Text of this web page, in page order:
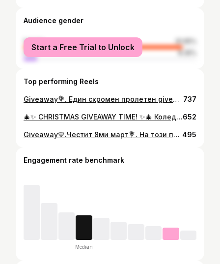
Audience gender
female
91.65%
male
8.35%
Start a Free Trial to Unlock
Top performing Reels
Giveaway💐. Един скромен пролетен giveaway по случай рождения ми ден🌺. . Правила🌷. 1.Да ме следвате💐. 2.Да харесате снимката и да тагнете приятелка в коментари. Може да е неограничено стига тага да е различен🌺. 3.За допълнително участие може да споделите в стори и да ме тагнете🪻. . Играта приключва на 27.03🙌💙. . #hellospring #springgiveaway #giveaway #раздаванка #marchgiveaway 737
🎄✨ CHRISTMAS GIVEAWAY TIME! ✨🎄 Коледа няма как да започне по-свежо… освен с лимонада Uludağ под елхата! 💛🍋 И заедно с Uludağ решихме да ви подарим малко празнично настроение и много свежест с един голям giveaway! 🥳 🎁 НАГРАДИ (общо 3-ма печеливши): Всеки печеливш получава: ✨ 2 стека лимонада Uludağ 1L – 1x класическа + 1x без захар ✨ 2 брандирани чаши Uludağ – за най-свежите празнични наздравици 💛 КАК ДА УЧАСТВАШ: 1️⃣ Харесай този пост ❤️ 2️⃣ Последвай @travelandmakeuplovers и @uludag_bulgaria 3️⃣ Отбележи в коментар приятел, с когото би споделил по една ледена лимонада 🍋❄️ (Може да коментираш колкото пъти искаш – всеки нов таг е нов шанс!) 🌟 БОНУС шанс за печалба: Сподели този пост в сторито си и тагни мен + @uludag_bulgaria 💛 ⏰ Играта продължава до 19.12.2025 (включително) 🏆 Печелившите ще бъдат изтеглени и обявени в сторито ми на следващия ден. Нека празниците започнат с нещо свежо, искрящо и супер вкусно! 🍋✨ Успех на всички! 🤍🎄 #giveawaybulgaria #uludag #uludaglimonata #коледенподарък #празничновсел #свежонастроение #лимонаданаволя #travelandmakeuplovers #коледнивълшебства #bulgariangiveaway #winwithus652
Giveaway💙.Честит 8ми март💐. На този прекрасен празник с @ava.books искаме да напомним на всяка една от вас колко е важно да се грижим за себе си и да си отделяме време. Точно за това и ще подарим тази терапевтична книга като с нея се надяваме да накараме поне едно момиче да се усмихне💐. . Правила🌺. 1.Да следвате мен🌺. 2.Да последвате @ava.books 🌷. 3.Харесайте снимката и тагнете в коментари една ваша приятелка. Това може да е неограничено стига да е с различен таг🪻. 4.За допълнително участие споделете на стори и ни тагнете🌺. . Играта продължава до 15.03💐. . #8march #womansday #tobeawoman #selfcare #march #spring 495
Engagement rate benchmark
Median